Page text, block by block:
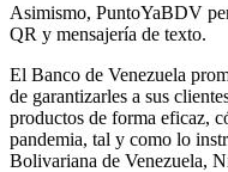
Asimismo, PuntoYaBDV
QR y mensajería de texto.
El Banco de Venezuela
de garantizarles a sus
productos de forma eficaz,
pandemia, tal y como lo
Bolivariana de Venezuela,